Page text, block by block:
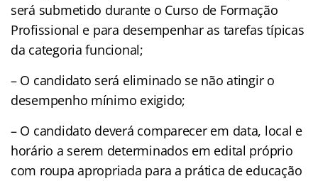
será submetido durante o Curso de Formação
Profissional e para desempenhar as tarefas típicas
da categoria funcional;
– O candidato será eliminado se não atingir o
desempenho mínimo exigido;
– O candidato deverá comparecer em data, local e
horário a serem determinados em edital próprio
com roupa apropriada para a prática de educação